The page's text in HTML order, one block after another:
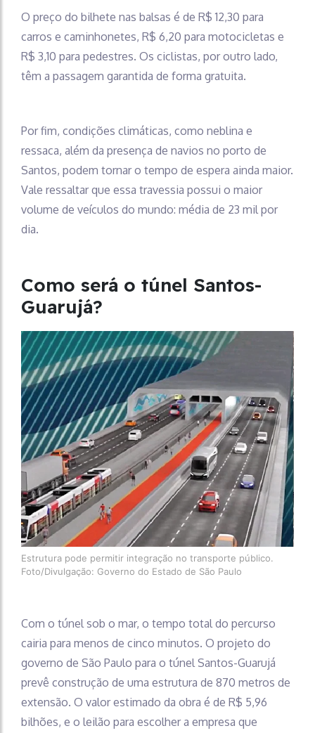
O preço do bilhete nas balsas é de R$ 12,30 para
carros e caminhonetes, R$ 6,20 para motocicletas e
R$ 3,10 para pedestres. Os ciclistas, por outro lado,
têm a passagem garantida de forma gratuita.
Por fim, condições climáticas, como neblina e
ressaca, além da presença de navios no porto de
Santos, podem tornar o tempo de espera ainda maior.
Vale ressaltar que essa travessia possui o maior
volume de veículos do mundo: média de 23 mil por
dia.
Como será o túnel Santos-
Guarujá?
Estrutura pode permitir integração no transporte público.
Foto/Divulgação: Governo do Estado de São Paulo
Com o túnel sob o mar, o tempo total do percurso
cairia para menos de cinco minutos. O projeto do
governo de São Paulo para o túnel Santos-Guarujá
prevê construção de uma estrutura de 870 metros de
extensão. O valor estimado da obra é de R$ 5,96
bilhões, e o leilão para escolher a empresa que